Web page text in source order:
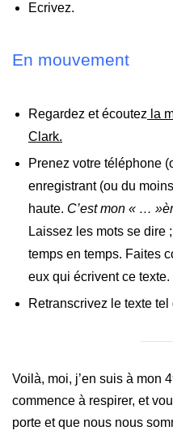
Ecrivez.
En mouvement
Regardez et écoutez la
Clark.
Prenez votre téléphone
enregistrant (ou du
haute. C’est mon « …
Laissez les mots se dire
temps en temps. Faites
eux qui écrivent ce texte.
Retranscrivez le texte tel
Voilà, moi, j’en suis à mon
commence à respirer, et
porte et que nous nous